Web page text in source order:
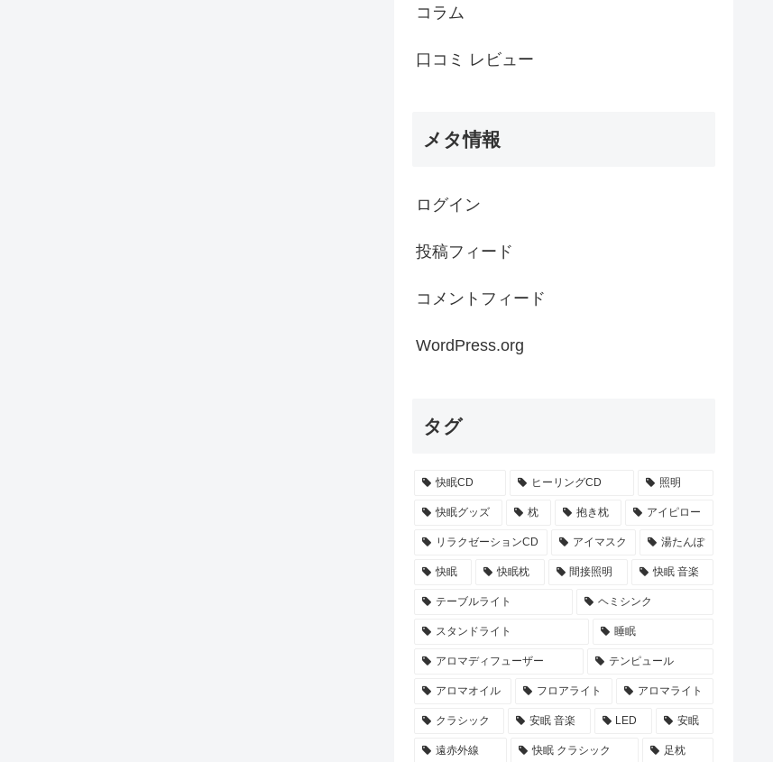
コラム
口コミ レビュー
メタ情報
ログイン
投稿フィード
コメントフィード
WordPress.org
タグ
快眠CD ヒーリングCD 照明
快眠グッズ 枕 抱き枕 アイピロー
リラクゼーションCD アイマスク 湯たんぽ
快眠 快眠枕 間接照明 快眠 音楽
テーブルライト ヘミシンク
スタンドライト 睡眠
アロマディフューザー テンピュール
アロマオイル フロアライト アロマライト
クラシック 安眠 音楽 LED 安眠
遠赤外線 快眠 クラシック 足枕